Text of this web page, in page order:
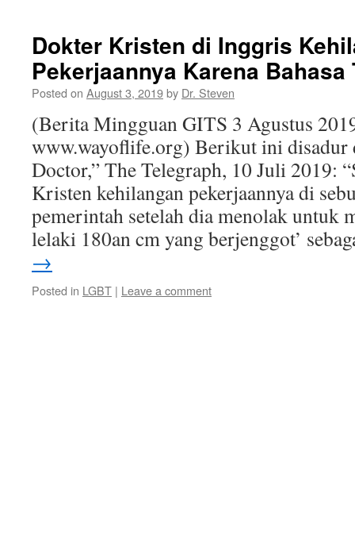
Dokter Kristen di Inggris
Pekerjaannya Karena
Posted on August 3, 2019by Dr. Steven
(Berita Mingguan GITS 3 Agustus
www.wayoflife.org) Berikut ini disadur
Doctor,” The Telegraph, 10 Juli 2019:
Kristen kehilangan pekerjaannya di
pemerintah setelah dia menolak untuk
lelaki 180an cm yang berjenggot’
→
Posted in LGBT | Leave a comment